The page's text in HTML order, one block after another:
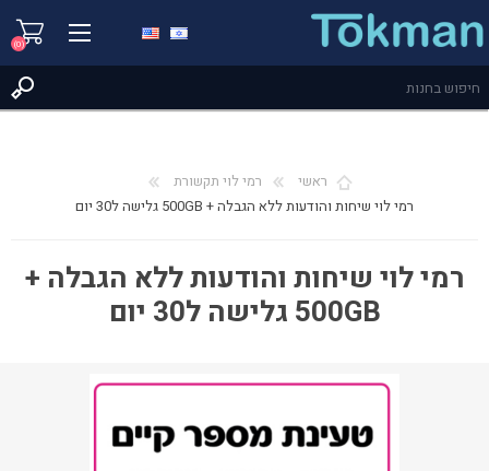
(0)
ראשי
רמי לוי תקשורת
רמי לוי שיחות והודעות ללא הגבלה + 500GB גלישה ל30 יום
רמי לוי שיחות והודעות ללא הגבלה +
500GB גלישה ל30 יום